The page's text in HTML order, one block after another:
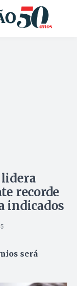
lidera
recorde
indicados
será